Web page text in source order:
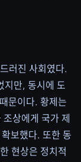
러진 사회였다.
지만, 동시에 도
문이다. 황제는
상에게 국가 제
보했다. 또한 동
현상은 정치적